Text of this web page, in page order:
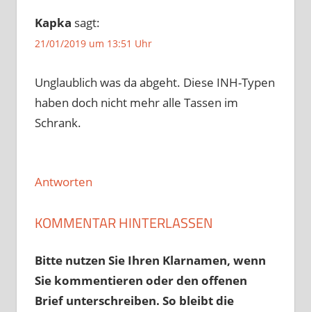
Kapka sagt:
21/01/2019 um 13:51 Uhr
Unglaublich was da abgeht. Diese INH-Typen
haben doch nicht mehr alle Tassen im
Schrank.
Antworten
KOMMENTAR HINTERLASSEN
Bitte nutzen Sie Ihren Klarnamen, wenn
Sie kommentieren oder den offenen
Brief unterschreiben. So bleibt die